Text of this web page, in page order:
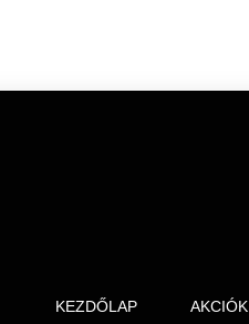
KEZDŐLAP AKCIÓK